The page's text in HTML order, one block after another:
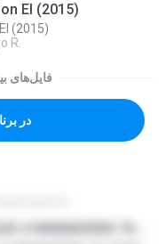
El (2015)
(2015)
R.
فایل‌های
در